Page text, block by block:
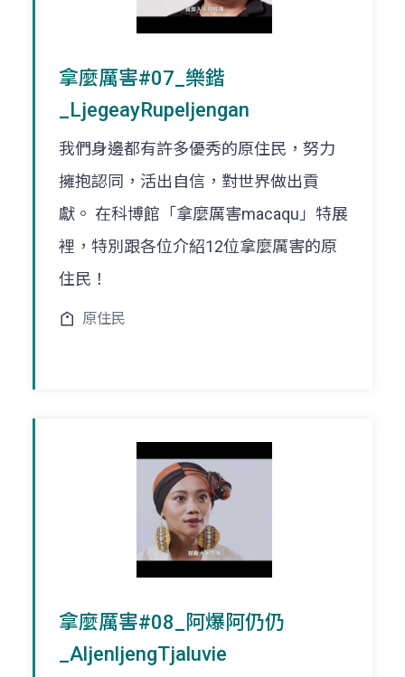
拿麼厲害#07_樂鍇
_LjegeayRupeljengan
我們身邊都有許多優秀的原住民，努力
擁抱認同，活出自信，對世界做出貢
獻。 在科博館「拿麼厲害macaqu」特展
裡，特別跟各位介紹12位拿麼厲害的原
住民！
原住民
拿麼厲害#08_阿爆阿仍仍
_AljenljengTjaluvie